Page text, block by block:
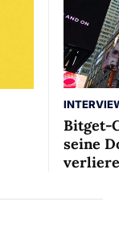
Bitget-
seine